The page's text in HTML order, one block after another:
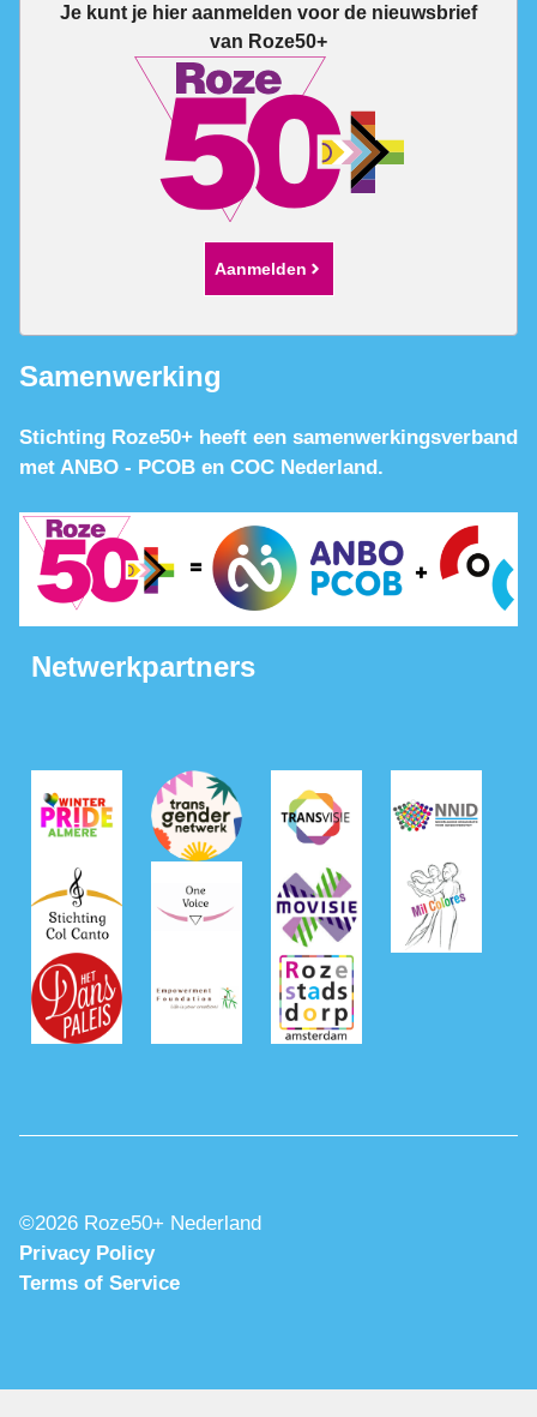
Je kunt je hier aanmelden voor de nieuwsbrief
van Roze50+
Aanmelden
Samenwerking
Stichting Roze50+ heeft een samenwerkingsverband
met ANBO - PCOB en COC Nederland.
Netwerkpartners
©2026 Roze50+ Nederland
Privacy Policy
Terms of Service